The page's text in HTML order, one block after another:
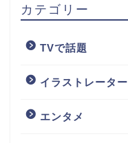
カテゴリー
TVで話題
イラストレーター
エンタメ